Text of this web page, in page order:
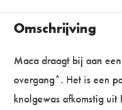
Omschrijving
Maca draagt bij aan
overgang*. Het is een
knolgewas afkomstig